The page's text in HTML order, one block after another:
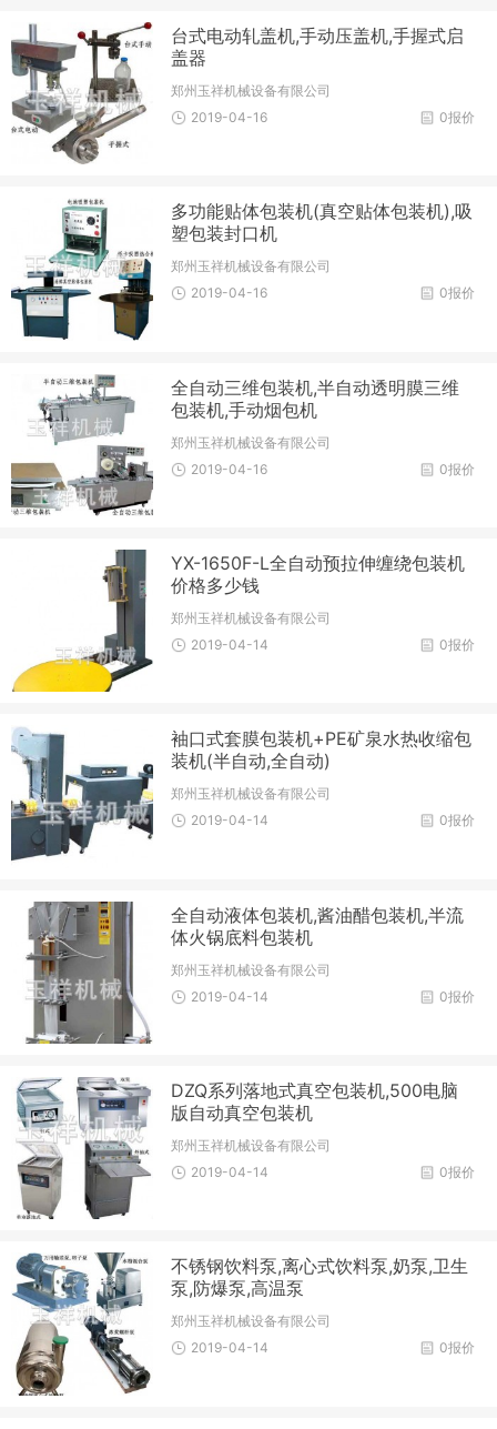
台式电动轧盖机,手动压盖机,手握式启
盖器
郑州玉祥机械设备有限公司
0报价
2019-04-16
多功能贴体包装机(真空贴体包装机),吸
塑包装封口机
郑州玉祥机械设备有限公司
0报价
2019-04-16
全自动三维包装机,半自动透明膜三维
包装机,手动烟包机
郑州玉祥机械设备有限公司
0报价
2019-04-16
YX-1650F-L全自动预拉伸缠绕包装机
价格多少钱
郑州玉祥机械设备有限公司
0报价
2019-04-14
袖口式套膜包装机+PE矿泉水热收缩包
装机(半自动,全自动)
郑州玉祥机械设备有限公司
0报价
2019-04-14
全自动液体包装机,酱油醋包装机,半流
体火锅底料包装机
郑州玉祥机械设备有限公司
0报价
2019-04-14
DZQ系列落地式真空包装机,500电脑
版自动真空包装机
郑州玉祥机械设备有限公司
0报价
2019-04-14
不锈钢饮料泵,离心式饮料泵,奶泵,卫生
泵,防爆泵,高温泵
郑州玉祥机械设备有限公司
0报价
2019-04-14